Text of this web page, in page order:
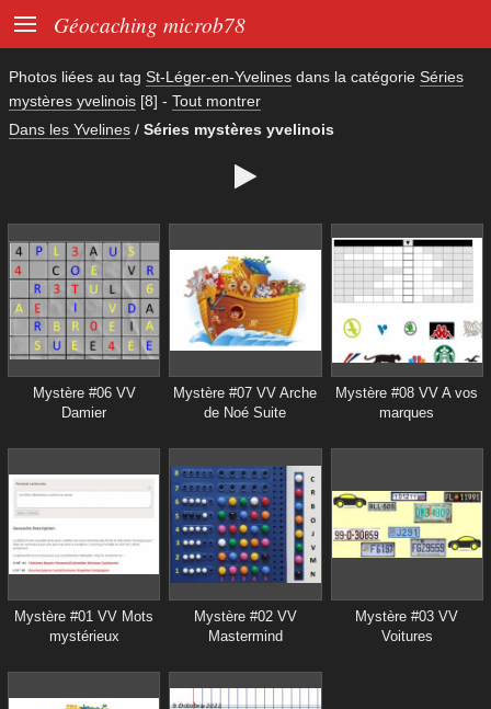
 Géocaching microb78
Photos liées au tag St-Léger-en-Yvelines dans la catégorie Séries
mystères yvelinois [8] - Tout montrer
Dans les Yvelines / Séries mystères yvelinois

Mystère #06 VV
Damier
Mystère #07 VV Arche
de Noé Suite
Mystère #08 VV A vos
marques
Mystère #01 VV Mots
mystérieux
Mystère #02 VV
Mastermind
Mystère #03 VV
Voitures